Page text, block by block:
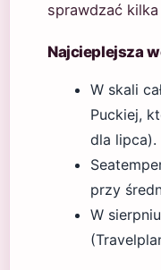
sprawdzać
Najcieplejsza
W skali
Puckiej,
dla lipca).
przy
W